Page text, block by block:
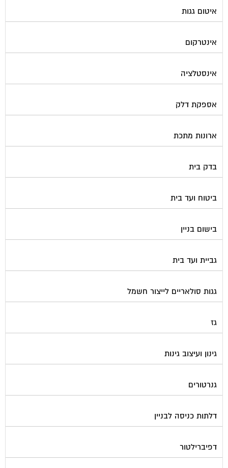
איטום גגות
אינטרקום
אינסטלציה
אספקת דלק
ארונות מתכת
בדק בית
ביטוח ועד בית
בישום בניין
גביית ועד בית
גגות סולאריים לייצור חשמל
גז
גינון ועיצוב גינות
גנרטורים
דלתות כניסה לבניין
דפיברילטור